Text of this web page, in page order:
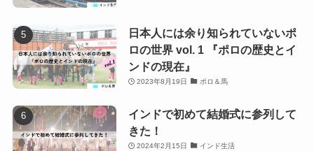
日本人には余り知られていないポ
ロの世界 vol. 1 『ポロの歴史とイ
ンドの現在』
2023年8月19日 ポロ＆馬
インドで初めて結婚式に参列して
きた！
2024年2月15日 インド生活